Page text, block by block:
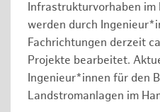
Infrastrukturvorhaben im
werden durch
Fachrichtungen derzeit
Projekte bearbeitet.
Ingenieur*innen für den
Landstromanlagen im